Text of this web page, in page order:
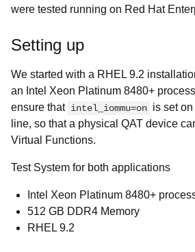
were tested running on Red Hat
Setting up
We started with a RHEL 9.2
an Intel Xeon Platinum 8480+
ensure that intel_iommu=on is set
line, so that a physical QAT device
Virtual Functions.
Test System for both applications
Intel Xeon Platinum 8480+
512 GB DDR4 Memory
RHEL 9.2